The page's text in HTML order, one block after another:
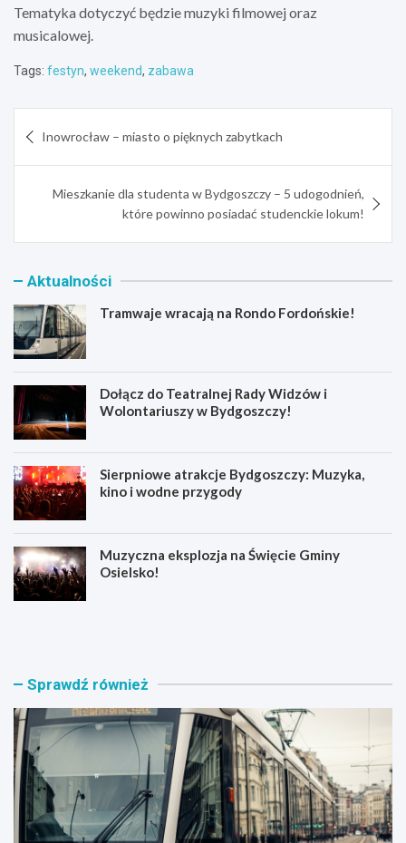
Tematyka dotyczyć będzie muzyki filmowej oraz
musicalowej.
Tags: festyn, weekend, zabawa
wpisu
Inowrocław – miasto o pięknych zabytkach
Mieszkanie dla studenta w Bydgoszczy – 5 udogodnień,
które powinno posiadać studenckie lokum!
Aktualności
Tramwaje wracają na Rondo Fordońskie!
Dołącz do Teatralnej Rady Widzów i
Wolontariuszy w Bydgoszczy!
Sierpniowe atrakcje Bydgoszczy: Muzyka,
kino i wodne przygody
Muzyczna eksplozja na Święcie Gminy
Osielsko!
T
a
e
w
r
a
c
a
D
z
o
T
e
a
t
r
a
Sprawdź również